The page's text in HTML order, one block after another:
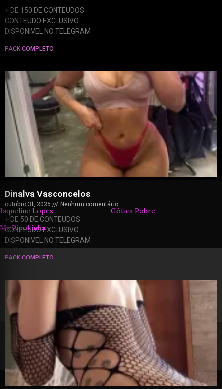
+ DE 150 DE CONTEUDOS
CONTEUDO EXCLUSIVO
DISPONIVEL NO TELEGRAM
PACK COMPLETO
Dinalva Vasconcelos
outubro 31, 2025
Nenhum comentário
+ DE 50 DE CONTEUDOS
CONTEUDO EXCLUSIVO
DISPONIVEL NO TELEGRAM
PACK COMPLETO
Jaqueline Lopes
Gótica Pobre
Mc Pipokinha
© 2026 packzinhos.com.br – Todos os direitos
reservados